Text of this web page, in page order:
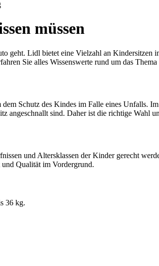
müssen
geht. Lidl bietet eine Vielzahl an
Sie alles Wissenswerte rund um das
Schutz des Kindes im Falle eines Unfalls.
angeschnallt sind. Daher ist die richtige Wahl
und Altersklassen der Kinder gerecht
Qualität im Vordergrund.
36 kg.